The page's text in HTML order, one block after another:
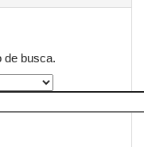
de busca.